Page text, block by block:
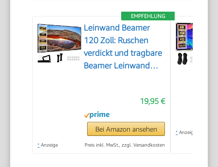
EMPFEHLUNG
Leinwand Beamer
120 Zoll: Ruschen
verdickt und tragbare
Beamer Leinwand
Projektionsleinwand
für Heimkino, Garten,
Camping, Büro, inkl.
19,95 €
Bei Amazon ansehen
* Anzeige Preis inkl. MwSt., zzgl. Versandkosten
* Anzeige